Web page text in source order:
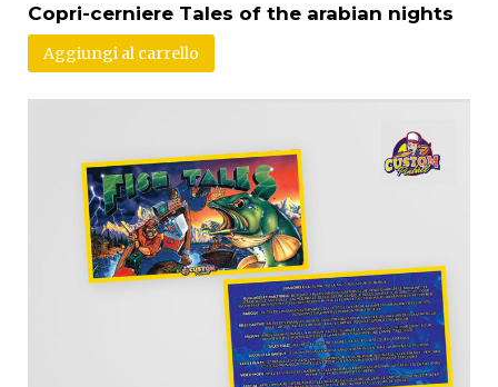
Copri-cerniere Tales of the arabian nights
Aggiungi al carrello